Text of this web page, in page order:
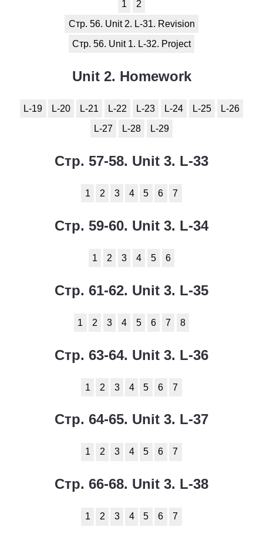
1
2
Стр. 56. Unit 2. L-31. Revision
Стр. 56. Unit 1. L-32. Project
Unit 2. Homework
L-19 L-20 L-21 L-22 L-23 L-24 L-25
L-26
L-27
L-28 L-29
Стр. 57-58. Unit 3. L-33
1 2 3 4 5 6 7
Стр. 59-60. Unit 3. L-34
1 2 3 4 5 6
Стр. 61-62. Unit 3. L-35
1 2 3 4 5 6 7 8
Стр. 63-64. Unit 3. L-36
1 2 3 4 5 6 7
Стр. 64-65. Unit 3. L-37
1 2 3 4 5 6 7
Стр. 66-68. Unit 3. L-38
1 2 3 4 5 6 7